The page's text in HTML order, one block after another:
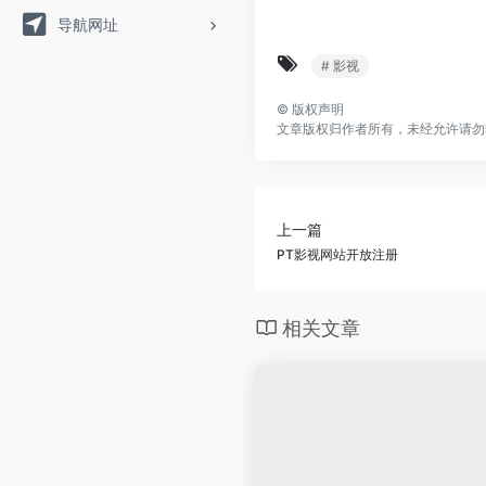
导航网址
# 影视
© 版权声明
文章版权归作者所有，未经允许请
上一篇
PT影视网站开放注册
相关文章